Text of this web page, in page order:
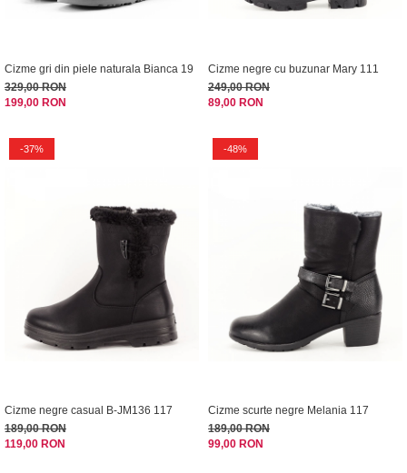
Cizme gri din piele naturala Bianca 19
329,00 RON
199,00 RON
Cizme negre cu buzunar Mary 111
249,00 RON
89,00 RON
-37%
Cizme negre casual B-JM136 117
189,00 RON
119,00 RON
-48%
Cizme scurte negre Melania 117
189,00 RON
99,00 RON